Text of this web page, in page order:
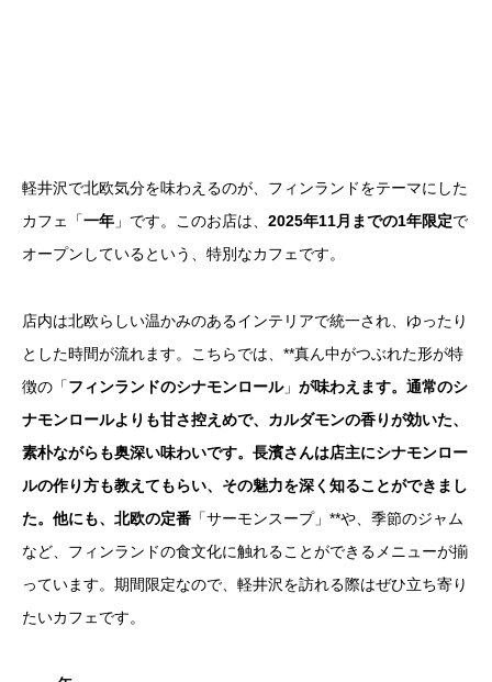
軽井沢で北欧気分を味わえるのが、フィンランドをテーマにした
カフェ「一年 」です。このお店は、 2025年11月までの1年限定で
オープンしているという、特別なカフェです。
店内は北欧らしい温かみのあるインテリアで統一され、ゆったり
とした時間が流れます。こちらでは、**真ん中がつぶれた形が特
徴の「フィンランドのシナモンロール」 が味わえます。通常のシ
ナモンロールよりも甘さ控えめで、カルダモンの香りが効いた、
素朴ながらも奥深い味わいです。長濱さんは店主にシナモンロー
ルの作り方も教えてもらい、その魅力を深く知ることができまし
た。他にも、北欧の定番 「サーモンスープ」**や、季節のジャム
など、フィンランドの食文化に触れることができるメニューが揃
っています。期間限定なので、軽井沢を訪れる際はぜひ立ち寄り
たいカフェです。